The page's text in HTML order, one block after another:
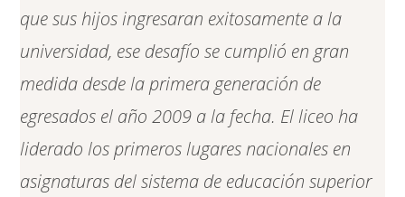
que sus hijos ingresaran exitosamente a la
universidad, ese desafío se cumplió en gran
medida desde la primera generación de
egresados el año 2009 a la fecha. El liceo ha
liderado los primeros lugares nacionales en
asignaturas del sistema de educación superior